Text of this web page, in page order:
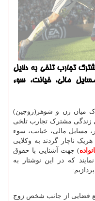
تجارب تلخی به دلایل
مالی، خیانت، سوء
میان زن و شوهر(زوجین)
زندگی مشترک تجارب تلخی
مسایل مالی، خیانت، سوء
ناچار گردند به وکلایی
) جهت آشنایی با حقوق
که در این نوشتار به
قضایی از جانب شخص زوج